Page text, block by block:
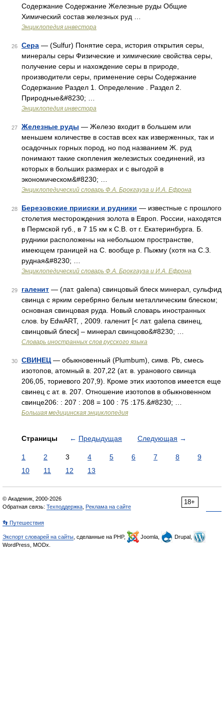
Содержание Содержание Железные руды Общие
Химический состав железных руд …
Энциклопедия инвестора
26 Сера — (Sulfur) Понятие сера, история открытия серы,
минералы серы Физические и химические свойства серы,
получение серы и нахождение серы в природе,
производители серы, применение серы Содержание
Содержание Раздел 1. Определение . Раздел 2.
Природные&#8230; …
Энциклопедия инвестора
27 Железные руды — Железо входит в большем или
меньшем количестве в состав всех как изверженных, так и
осадочных горных пород, но под названием Ж. руд
понимают такие скопления железистых соединений, из
которых в больших размерах и с выгодой в
экономическом&#8230; …
Энциклопедический словарь Ф.А. Брокгауза и И.А. Ефрона
28 Березовские прииски и рудники — известные с прошлого
столетия месторождения золота в Европ. России, находятся
в Пермской губ., в 7 15 км к С.В. от г. Екатеринбурга. Б.
рудники расположены на небольшом пространстве,
имеющем границей на С. вообще р. Пыжму (хотя на С.З.
рудная&#8230; …
Энциклопедический словарь Ф.А. Брокгауза и И.А. Ефрона
29 галенит — (лат. galena) свинцовый блеск минерал, сульфид
свинца с ярким серебряно белым металлическим блеском;
основная свинцовая руда. Новый словарь иностранных
слов. by EdwART, , 2009. галенит [< лат. galena свинец,
свинцовый блеск] – минерал свинцово&#8230; …
Словарь иностранных слов русского языка
30 СВИНЕЦ — обыкновенный (Plumbum), симв. Pb, смесь
изотопов, атомный в. 207,22 (ат. в. уранового свинца
206,05, ториевого 207,9). Кроме этих изотопов имеется еще
свинец с ат. в. 207. Отношение изотопов в обыкновенном
свинце206: : 207 : 208 = 100 : 75 :175.&#8230; …
Большая медицинская энциклопедия
Страницы ← Предыдущая Следующая →
1 2 3 4 5 6 7 8
9
10
11 12 13
18+
© Академик, 2000-2026
Обратная связь: Техподдержка Реклама на сайте
👣 Путешествия
Экспорт словарей на сайты , сделанные на PHP, Joomla,
Drupal,
WordPress, MODx.